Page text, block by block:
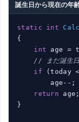
誕生日から現在の年
static int
{
int age =
// まだ誕生日
if (today
        age--;
return age;
}